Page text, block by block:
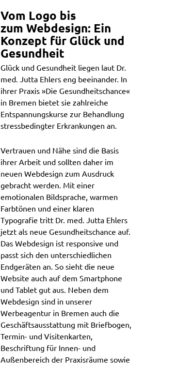
Vom Logo bis
zum Webdesign: Ein
Konzept für Glück und
Gesundheit
Glück und Gesundheit liegen laut Dr.
med. Jutta Ehlers eng beeinander. In
ihrer Praxis »Die Gesundheitschance«
in Bremen bietet sie zahlreiche
Entspannungskurse zur Behandlung
stressbedingter Erkrankungen an.
Vertrauen und Nähe sind die Basis
ihrer Arbeit und sollten daher im
neuen Webdesign zum Ausdruck
gebracht werden. Mit einer
emotionalen Bildsprache, warmen
Farbtönen und einer klaren
Typografie tritt Dr. med. Jutta Ehlers
jetzt als neue Gesundheitschance auf.
Das Webdesign ist responsive und
passt sich den unterschiedlichen
Endgeräten an. So sieht die neue
Website auch auf dem Smartphone
und Tablet gut aus. Neben dem
Webdesign sind in unserer
Werbeagentur in Bremen auch die
Geschäftsausstattung mit Briefbogen,
Termin- und Visitenkarten,
Beschriftung für Innen- und
Außenbereich der Praxisräume sowie